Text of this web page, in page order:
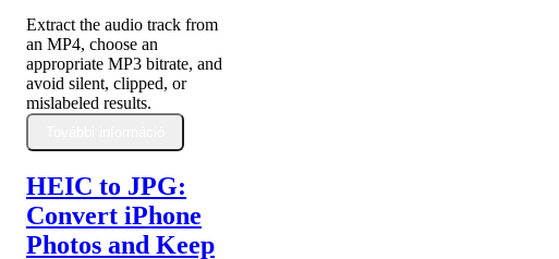
Extract the audio track from
an MP4, choose an
appropriate MP3 bitrate, and
avoid silent, clipped, or
mislabeled results.
HEIC to JPG:
Convert iPhone
Photos and Keep